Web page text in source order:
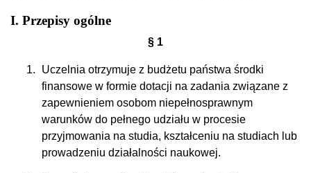
I. Przepisy ogólne
§ 1
Uczelnia otrzymuje z budżetu państwa środki
finansowe w formie dotacji na zadania związane z
zapewnieniem osobom niepełnosprawnym
warunków do pełnego udziału w procesie
przyjmowania na studia, kształceniu na studiach lub
prowadzeniu działalności naukowej.